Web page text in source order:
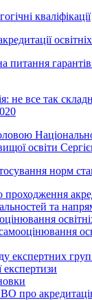
кваліфікації
гарантів
не все так
освіти
норм
та
експертних
експертизи
про